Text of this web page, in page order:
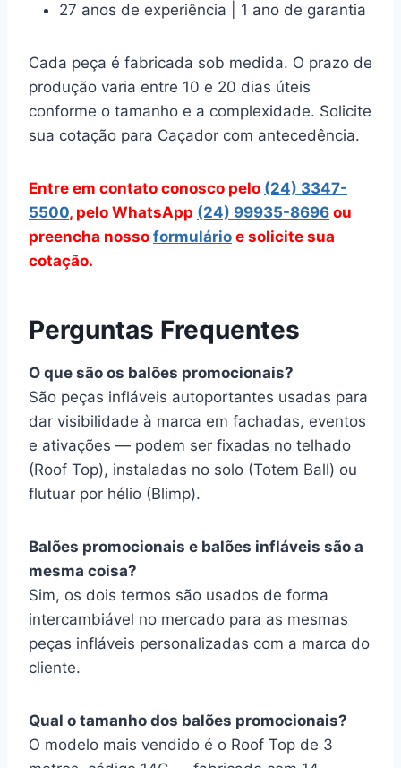
27 anos de experiência | 1 ano de garantia
Cada peça é fabricada sob medida. O prazo de
produção varia entre 10 e 20 dias úteis
conforme o tamanho e a complexidade. Solicite
sua cotação para Caçador com antecedência.
Entre em contato conosco pelo (24) 3347-
5500, pelo WhatsApp (24) 99935-8696 ou
preencha nosso formulário e solicite sua
cotação.
Perguntas Frequentes
O que são os balões promocionais?
São peças infláveis autoportantes usadas para
dar visibilidade à marca em fachadas, eventos
e ativações — podem ser fixadas no telhado
(Roof Top), instaladas no solo (Totem Ball) ou
flutuar por hélio (Blimp).
Balões promocionais e balões infláveis são a
mesma coisa?
Sim, os dois termos são usados de forma
intercambiável no mercado para as mesmas
peças infláveis personalizadas com a marca do
cliente.
Qual o tamanho dos balões promocionais?
O modelo mais vendido é o Roof Top de 3